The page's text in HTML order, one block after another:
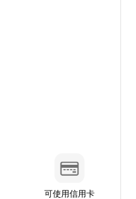
可使用信用卡